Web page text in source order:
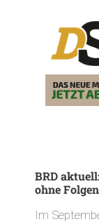
BRD
ohne Folgen
Im